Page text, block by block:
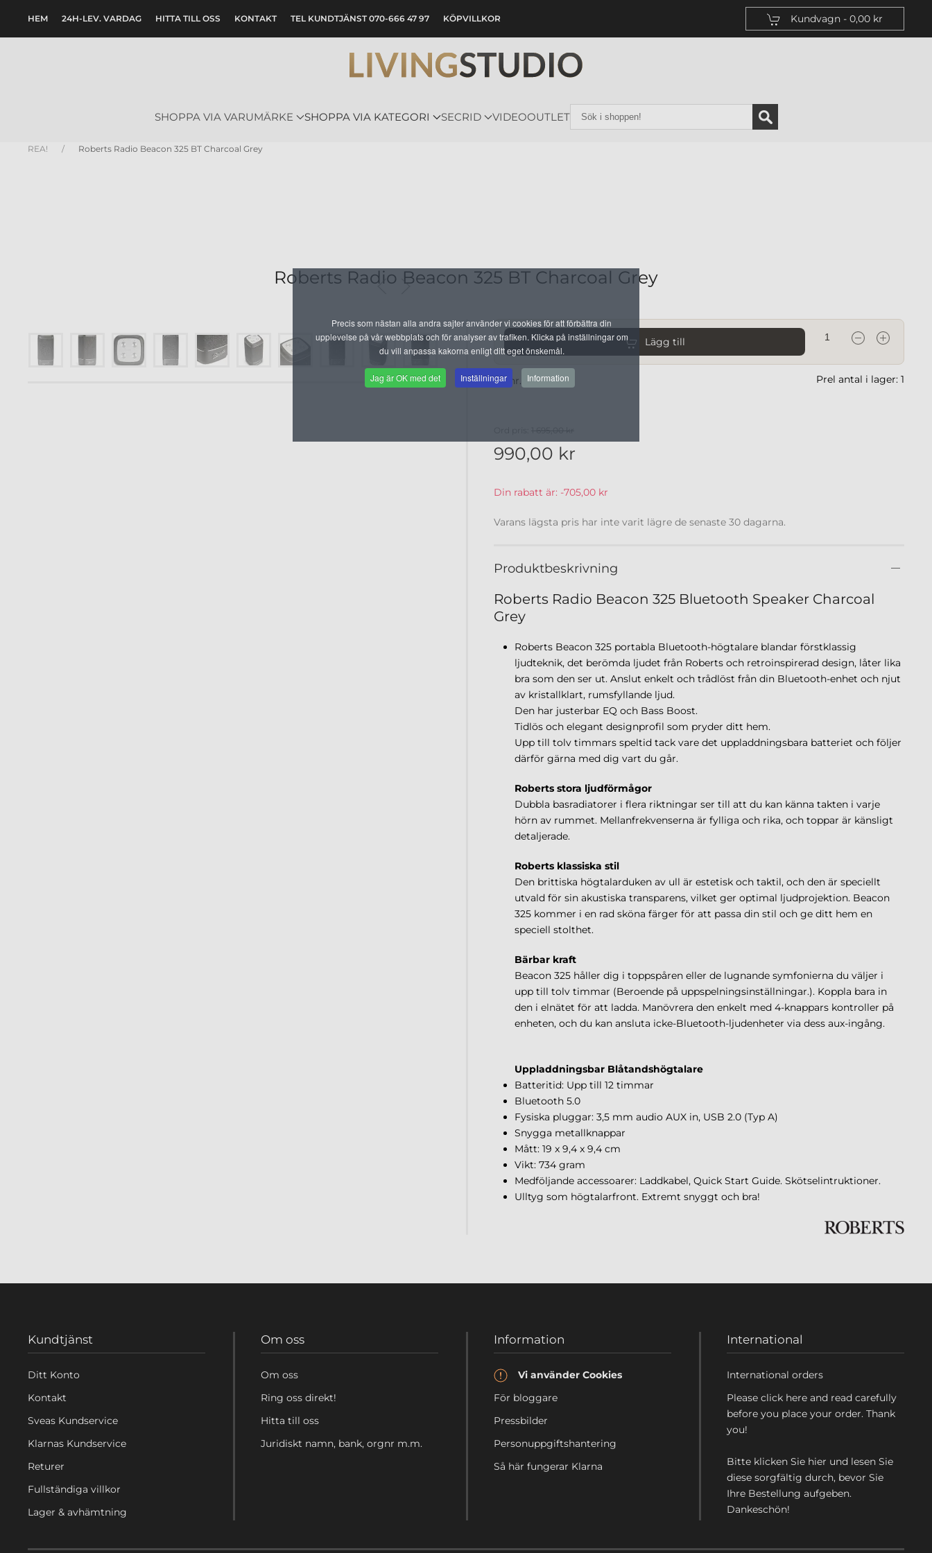
Skip to main content
HEM 24H-LEV. VARDAG HITTA TILL OSS KONTAKT TEL KUNDTJÄNST 070-666 47 97 KÖPVILLKOR Kundvagn - 0,00 kr
SHOPPA VIA VARUMÄRKE SHOPPA VIA KATEGORI SECRID VIDEOOUTLET
REA! Roberts Radio Beacon 325 BT Charcoal Grey
Roberts Radio Beacon 325 BT Charcoal Grey
Lägg till
Prel antal i lager: 1
Artnr. B325CGE
990,00 kr
Din rabatt är: -705,00 kr
Varans lägsta pris har inte varit lägre de senaste 30 dagarna.
Produktbeskrivning
Roberts Radio Beacon 325 Bluetooth Speaker Charcoal
Grey
Roberts Beacon 325 portabla Bluetooth-högtalare blandar förstklassig
ljudteknik, det berömda ljudet från Roberts och retroinspirerad design, låter lika
bra som den ser ut. Anslut enkelt och trådlöst från din Bluetooth-enhet och njut
av kristallklart, rumsfyllande ljud.
Den har justerbar EQ och Bass Boost.
Tidlös och elegant designprofil som pryder ditt hem.
Upp till tolv timmars speltid tack vare det uppladdningsbara batteriet och följer
därför gärna med dig vart du går.
Roberts stora ljudförmågor
Dubbla basradiatorer i flera riktningar ser till att du kan känna takten i varje
hörn av rummet. Mellanfrekvenserna är fylliga och rika, och toppar är känsligt
detaljerade.
Roberts klassiska stil
Den brittiska högtalarduken av ull är estetisk och taktil, och den är speciellt
utvald för sin akustiska transparens, vilket ger optimal ljudprojektion. Beacon
325 kommer i en rad sköna färger för att passa din stil och ge ditt hem en
speciell stolthet.
Bärbar kraft
Beacon 325 håller dig i toppspåren eller de lugnande symfonierna du väljer i
upp till tolv timmar (Beroende på uppspelningsinställningar.). Koppla bara in
den i elnätet för att ladda. Manövrera den enkelt med 4-knappars kontroller på
enheten, och du kan ansluta icke-Bluetooth-ljudenheter via dess aux-ingång.
Uppladdningsbar Blåtandshögtalare
Batteritid: Upp till 12 timmar
Bluetooth 5.0
Fysiska pluggar: 3,5 mm audio AUX in, USB 2.0 (Typ A)
Snygga metallknappar
Mått: 19 x 9,4 x 9,4 cm
Vikt: 734 gram
Medföljande accessoarer: Laddkabel, Quick Start Guide. Skötselintruktioner.
Ulltyg som högtalarfront. Extremt snyggt och bra!
Kundtjänst
Ditt Konto
Kontakt
Sveas Kundservice
Klarnas Kundservice
Returer
Fullständiga villkor
Lager & avhämtning
Om oss
Om oss
Ring oss direkt!
Hitta till oss
Juridiskt namn, bank, orgnr m.m.
Information
Vi använder Cookies
För bloggare
Pressbilder
Personuppgiftshantering
Så här fungerar Klarna
International
International orders
Please click here and read carefully
before you place your order. Thank
you!
Bitte klicken Sie hier und lesen Sie
diese sorgfältig durch, bevor Sie
Ihre Bestellung aufgeben.
Dankeschön!
Precis som nästan alla andra sajter använder vi cookies för att förbättra din
upplevelse på vår webbplats och för analyser av trafiken. Klicka på inställningar om
du vill anpassa kakorna enligt ditt eget önskemål.
Jag är OK med det Inställningar Information